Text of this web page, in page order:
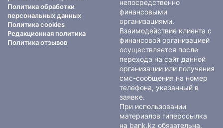
Политика обработки
персональных данных
Политика cookies
Редакционная политика
Политика отзывов
непосредственно
финансовыми
организациями.
Взаимодействие клиента с
финансовой организацией
осуществляется после
перехода на сайт данной
организации или получения
смс-сообщения на номер
телефона, указанный в
заявке.
При использовании
материалов гиперссылка
на bank.kz обязательна.